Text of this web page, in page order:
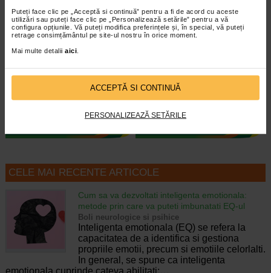
Puteți face clic pe „Acceptă si continuă” pentru a fi de acord cu aceste
utilizări sau puteți face clic pe „Personalizează setările” pentru a vă
configura opțiunile. Vă puteți modifica preferințele și, în special, vă puteți
retrage consimțământul pe site-ul nostru în orice moment.
Mai multe detalii aici
ACCEPTĂ SI CONTINUĂ
PERSONALIZEAZĂ SETĂRILE
cu tendinta acneica,165 ml…
concentratie scazuta de surfactanti
acneica este recomandat pentru
CELE MAI RECENTE ARTICOLE
Cum sa va dezvoltati inteligenta emotionala:
metode prin care va puteti imbunatati EQ-ul
Boli neurologice si psihice
Inteligenta emotionala (EQ) se refera la
capacitatea de a identifica si gestiona
propriile emotii, precum si emotiile celorlalti.
In general, se spune ca inteligenta
emotionala cuprinde cateva abilitati:…